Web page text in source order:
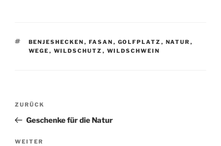
SCHLAGWÖRTER
BENJESHECKEN , FASAN , GOLFPLATZ , NATUR ,
WEGE , WILDSCHUTZ , WILDSCHWEIN
Beitragsnavigation
Vorheriger
Beitrag
ZURÜCK
Geschenke für die Natur
Nächster
WEITER